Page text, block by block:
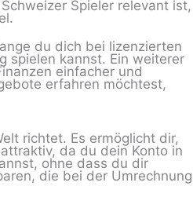
Spieler relevant ist,
du dich bei lizenzierten
spielen kannst. Ein weiterer
einfacher und
erfahren möchtest,
richtet. Es ermöglicht dir,
da du dein Konto in
ohne dass du dir
die bei der Umrechnung